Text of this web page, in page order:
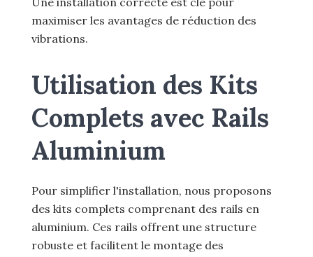
maximiser les avantages de réduction des
vibrations.
Utilisation des Kits
Complets avec Rails
Aluminium
Pour simplifier l'installation, nous proposons
des kits complets comprenant des rails en
aluminium. Ces rails offrent une structure
robuste et facilitent le montage des